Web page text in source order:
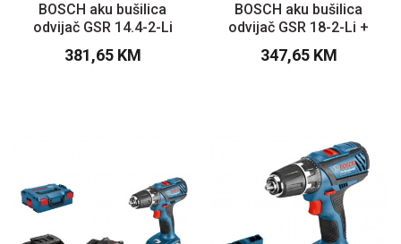
BOSCH aku bušilica
odvijač GSR 14.4-2-Li
381,65 KM
BOSCH aku bušilica
odvijač GSR 18-2-Li +
torba
347,65 KM